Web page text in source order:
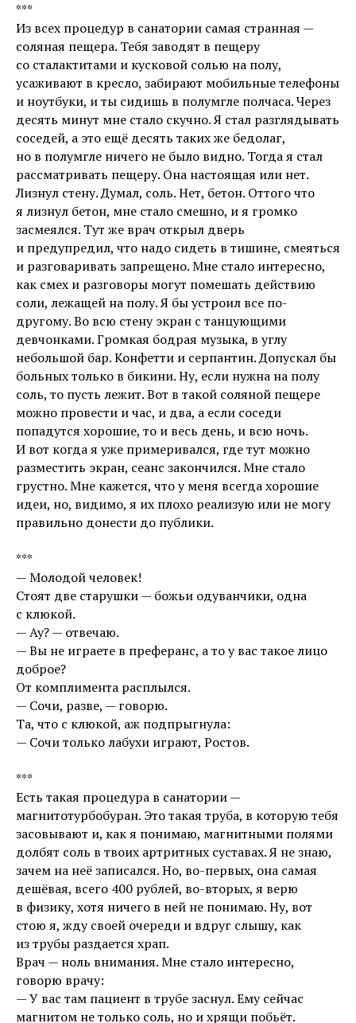
***
Из всех процедур в санатории самая странная —
соляная пещера. Тебя заводят в пещеру
со сталактитами и кусковой солью на полу,
усаживают в кресло, забирают мобильные телефоны
и ноутбуки, и ты сидишь в полумгле полчаса. Через
десять минут мне стало скучно. Я стал разглядывать
соседей, а это ещё десять таких же бедолаг,
но в полумгле ничего не было видно. Тогда я стал
рассматривать пещеру. Она настоящая или нет.
Лизнул стену. Думал, соль. Нет, бетон. Оттого что
я лизнул бетон, мне стало смешно, и я громко
засмеялся. Тут же врач открыл дверь
и предупредил, что надо сидеть в тишине, смеяться
и разговаривать запрещено. Мне стало интересно,
как смех и разговоры могут помешать действию
соли, лежащей на полу. Я бы устроил все по-
другому. Во всю стену экран с танцующими
девчонками. Громкая бодрая музыка, в углу
небольшой бар. Конфетти и серпантин. Допускал бы
больных только в бикини. Ну, если нужна на полу
соль, то пусть лежит. Вот в такой соляной пещере
можно провести и час, и два, а если соседи
попадутся хорошие, то и весь день, и всю ночь.
И вот когда я уже примеривался, где тут можно
разместить экран, сеанс закончился. Мне стало
грустно. Мне кажется, что у меня всегда хорошие
идеи, но, видимо, я их плохо реализую или не могу
правильно донести до публики.
***
— Молодой человек!
Стоят две старушки — божьи одуванчики, одна
с клюкой.
— Ау? — отвечаю.
— Вы не играете в преферанс, а то у вас такое лицо
доброе?
От комплимента расплылся.
— Сочи, разве, — говорю.
Та, что с клюкой, аж подпрыгнула:
— Сочи только лабухи играют, Ростов.
***
Есть такая процедура в санатории —
магнитотурбобуран. Это такая труба, в которую тебя
засовывают и, как я понимаю, магнитными полями
долбят соль в твоих артритных суставах. Я не знаю,
зачем на неё записался. Но, во-первых, она самая
дешёвая, всего 400 рублей, во-вторых, я верю
в физику, хотя ничего в ней не понимаю. Ну, вот
стою я, жду своей очереди и вдруг слышу, как
из трубы раздается храп.
Врач — ноль внимания. Мне стало интересно,
говорю врачу:
— У вас там пациент в трубе заснул. Ему сейчас
магнитом не только соль, но и хрящи побьёт.